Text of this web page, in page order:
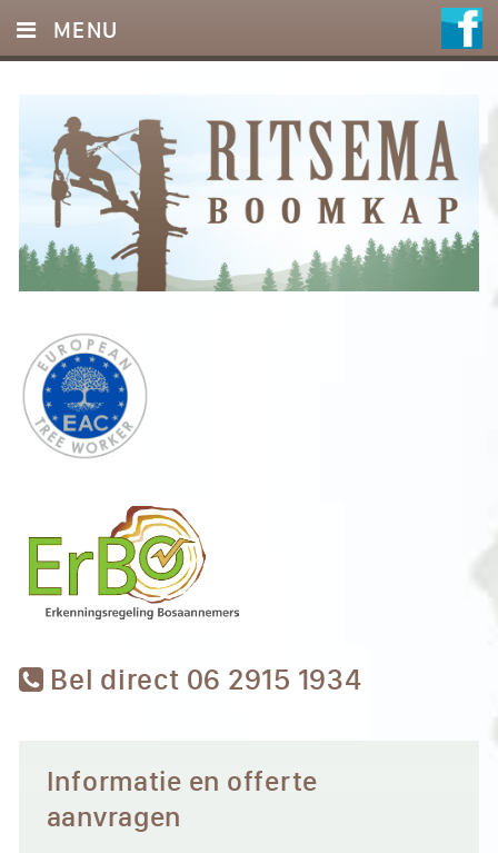
Bel direct 06 2915 1934
MENU
DIENSTEN
FOTO’S
REFERENTIES
OFFERTE
CONTACT
Informatie en offerte
aanvragen